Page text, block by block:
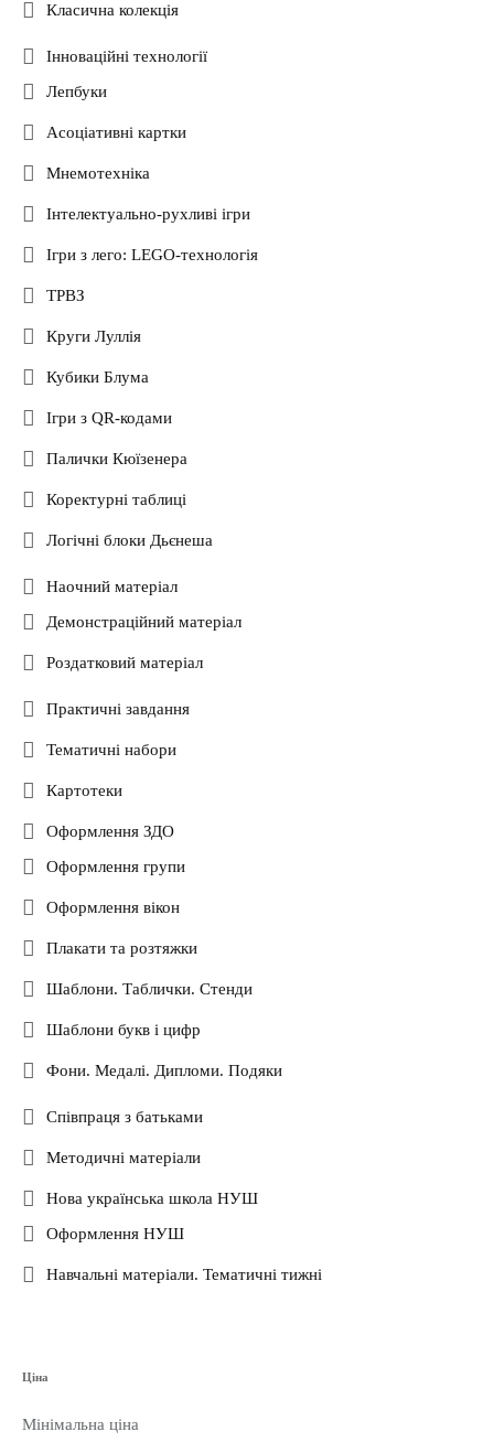
Класична колекція
Інноваційні технології
Лепбуки
Асоціативні картки
Мнемотехніка
Інтелектуально-рухливі ігри
Ігри з лего: LEGO-технологія
ТРВЗ
Круги Луллія
Кубики Блума
Ігри з QR-кодами
Палички Кюїзенера
Коректурні таблиці
Логічні блоки Дьєнеша
Наочний матеріал
Демонстраційний матеріал
Роздатковий матеріал
Практичні завдання
Тематичні набори
Картотеки
Оформлення ЗДО
Оформлення групи
Оформлення вікон
Плакати та розтяжки
Шаблони. Таблички. Стенди
Шаблони букв і цифр
Фони. Медалі. Дипломи. Подяки
Співпраця з батьками
Методичні матеріали
Нова українська школа НУШ
Оформлення НУШ
Навчальні матеріали. Тематичні тижні
Ціна
Мінімальна ціна